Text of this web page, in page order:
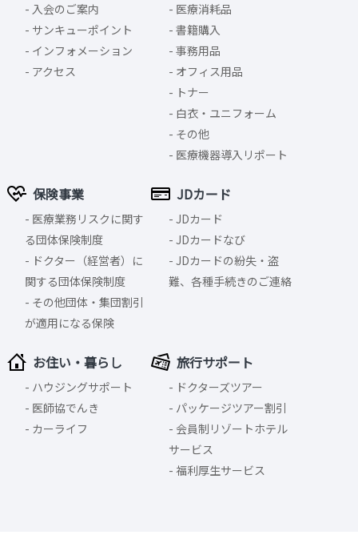
入会のご案内
サンキューポイント
インフォメーション
アクセス
医療消耗品
書籍購入
事務用品
オフィス用品
トナー
白衣・ユニフォーム
その他
医療機器導入リポート
保険事業
医療業務リスクに関す
る団体保険制度
ドクター（経営者）に
関する団体保険制度
その他団体・集団割引
が適用になる保険
JDカード
JDカード
JDカードなび
JDカードの紛失・盗
難、各種手続きのご連絡
お住い・暮らし
ハウジングサポート
医師協でんき
カーライフ
旅行サポート
ドクターズツアー
パッケージツアー割引
会員制リゾートホテル
サービス
福利厚生サービス